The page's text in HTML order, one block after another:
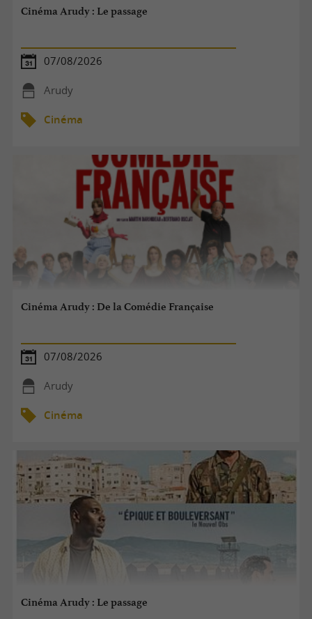
Cinéma Arudy : Le passage
07/08/2026
Arudy
Cinéma
Cinéma Arudy : De la Comédie Française
07/08/2026
Arudy
Cinéma
Cinéma Arudy : Le passage